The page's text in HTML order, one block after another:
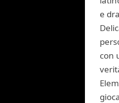
e
con